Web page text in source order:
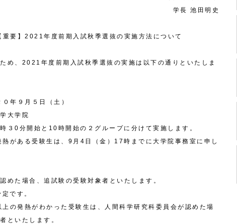
学長 池田明史
2021 年度前期入試秋季選抜の実施方法について
め、 2021 年度前期入試秋季選抜の実施は以下の通りといたしま
年９月５日（土）
大学院
３ 0 分開始と 10 時開始の２グループに分けて実施します。
がある受験生は、 9 月 4 日（金） 17 時までに大学院事務室に申し
めた場合、追試験の受験対象者といたします。
です。
上の発熱がわかった受験生は、人間科学研究科委員会が認めた場
いたします。